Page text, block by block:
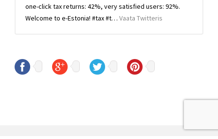
one-click tax returns: 42%, very satisfied users: 92%.
Welcome to e-Estonia! #tax #t… Vaata Twitteris